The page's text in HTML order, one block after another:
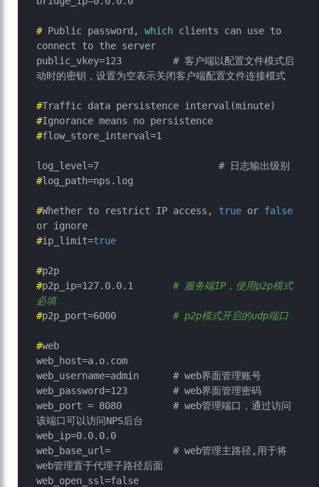
# Public password, which clients can use to
connect to the server
public_vkey=123		# 客户端以配置文件模式启
#Traffic data persistence interval(minute)
#Ignorance means no persistence
#flow_store_interval=1
#log_path=nps.log
#Whether to restrict IP access, true or false
or ignore
#ip_limit=true
#p2p
#
# 服务端IP，使用p2p模式
必填
#
# p2p模式开启的udp端口
#web
web_host=a.o.com
web_username=admin	# web界面管理账号
web_password=123	# web界面管理密码
web_port = 8080		# web管理端口，通过访问
该端口可以访问NPS后台
web_ip=0.0.0.0
web_base_url=		# web管理主路径,用于将
web管理置于代理子路径后面
web_open_ssl=false